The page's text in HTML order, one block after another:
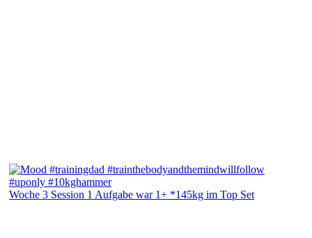
Woche 3 Session 1 Aufgabe war 1+ *145kg im Top Set